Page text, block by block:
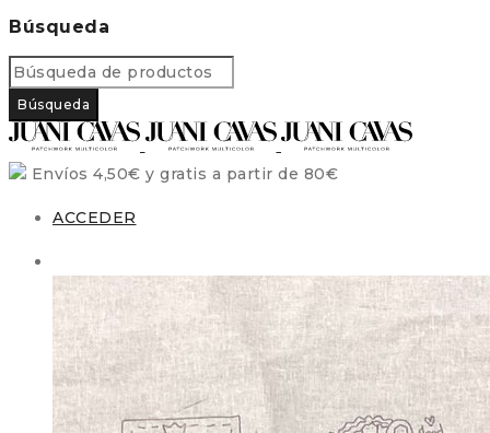
Búsqueda
Envíos 4,50€ y gratis a partir de 80€
ACCEDER